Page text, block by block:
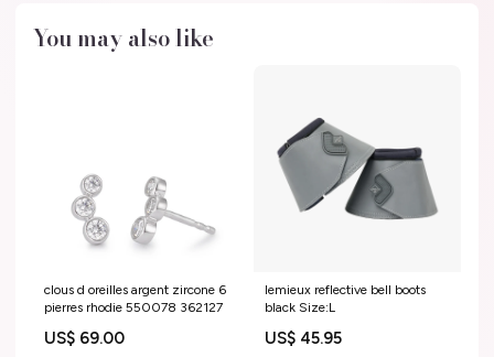
You may also like
clous d oreilles argent zircone 6
pierres rhodie 550078 362127
US$ 69.00
lemieux reflective bell boots
black Size:L
US$ 45.95